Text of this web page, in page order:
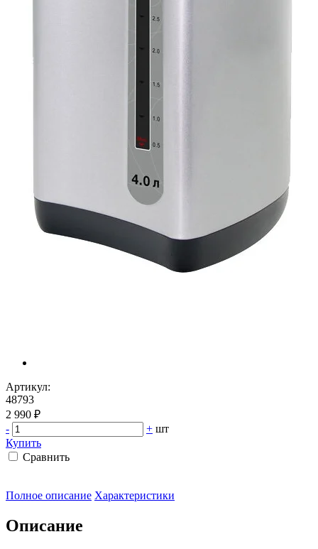
Артикул:
48793
2 990 ₽
-
+ шт
Купить
Сравнить
Полное описание Характеристики
Описание